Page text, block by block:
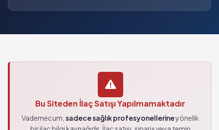
Bu Siteden İlaç Satışı Yapılmamaktadır
Vademecum, sadece sağlık profesyonellerineyönelik